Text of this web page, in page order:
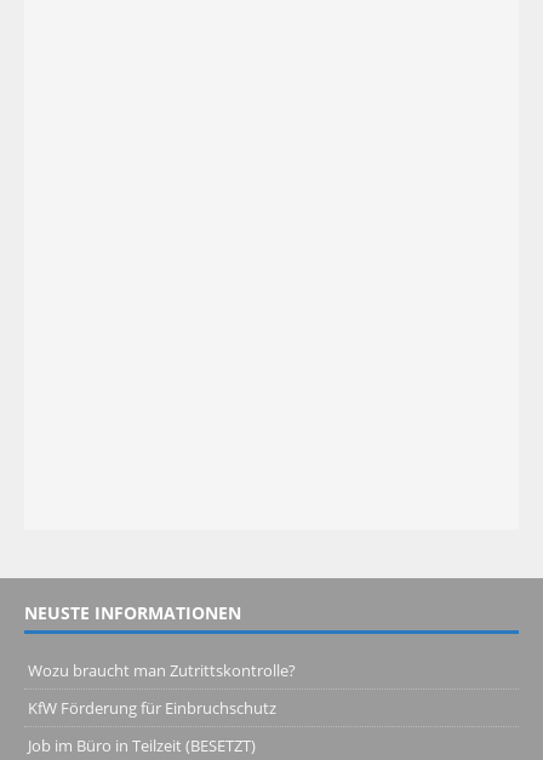
NEUSTE INFORMATIONEN
Wozu braucht man Zutrittskontrolle?
KfW Förderung für Einbruchschutz
Job im Büro in Teilzeit (BESETZT)